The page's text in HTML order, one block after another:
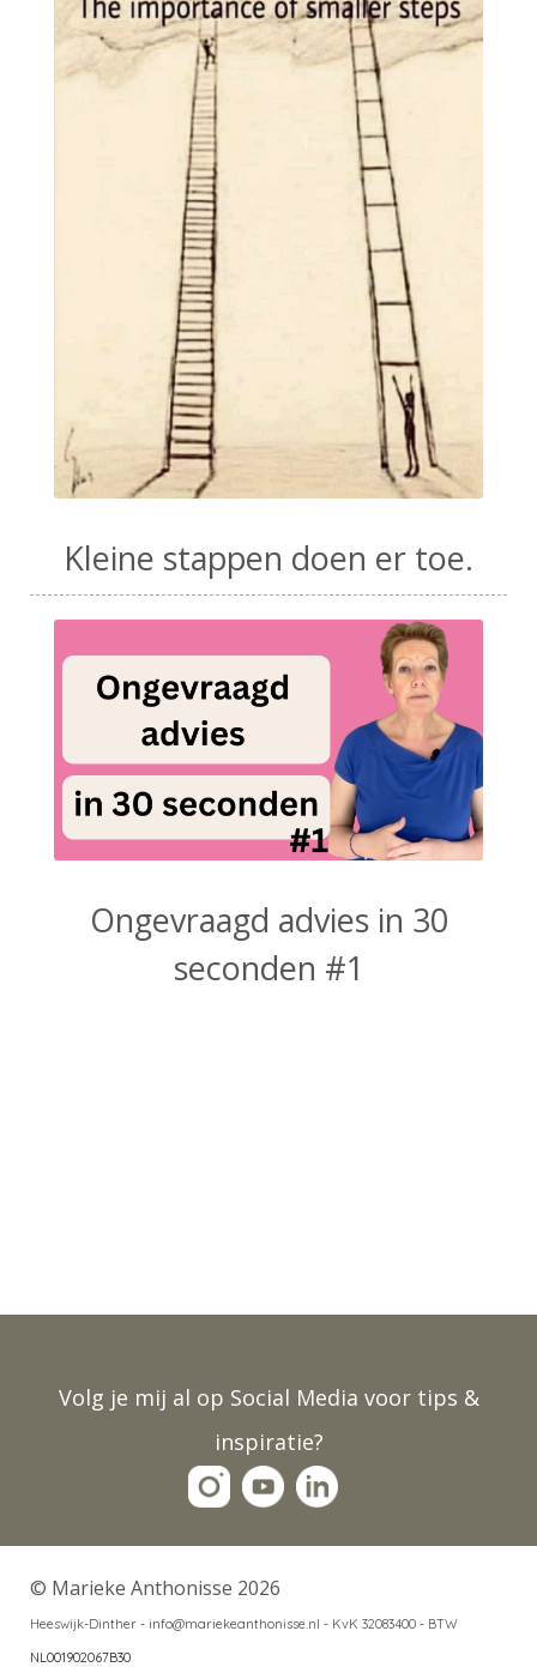
Kleine stappen doen er toe.
Ongevraagd advies in 30
seconden #1
Volg je mij al op Social Media voor tips &
inspiratie?
© Marieke Anthonisse 2026
Heeswijk-Dinther - info@mariekeanthonisse.nl - KvK 32083400 - BTW
NL001902067B30